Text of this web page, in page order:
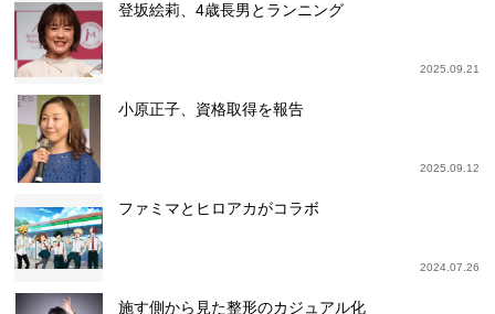
登坂絵莉、4歳長男とランニング
2025.09.21
小原正子、資格取得を報告
2025.09.12
ファミマとヒロアカがコラボ
2024.07.26
施す側から見た整形のカジュアル化